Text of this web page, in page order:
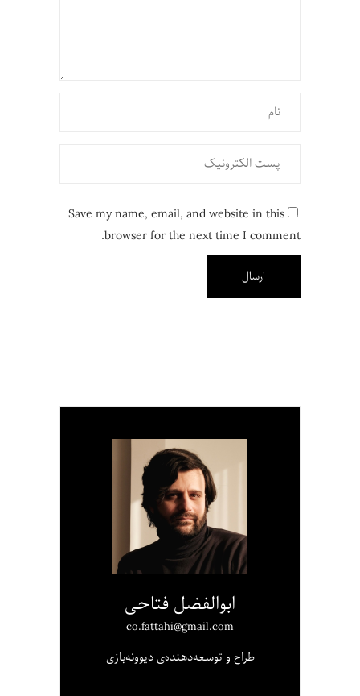
Save my name, email, and website in this
browser for the next time I comment.
ابوالفضل فتاحی
co.fattahi@gmail.com
طراح و توسعه‌دهنده‌ی دیوونه‌بازی